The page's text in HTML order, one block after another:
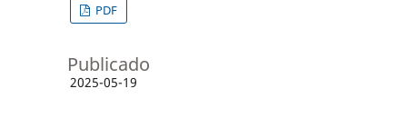
PDF
Publicado
2025-05-19